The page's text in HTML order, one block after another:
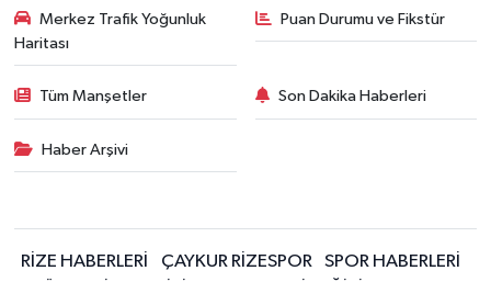
Merkez Trafik Yoğunluk
Haritası
Puan Durumu ve Fikstür
Tüm Manşetler Son Dakika Haberleri
Haber Arşivi
RİZE HABERLERİ ÇAYKUR RİZESPOR
SPOR HABERLERİ